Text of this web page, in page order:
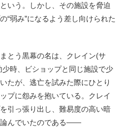
いう。しかし、その施設を脅迫
“弱み”になるよう差し向けられた
とう黒幕の名は、クレイン(サ
時、ビショップと同じ施設で少
たが、逃亡を試みた際にひとり
プに怨みを抱いている。クレイ
引っ張り出し、難易度の高い暗
論んでいたのである――